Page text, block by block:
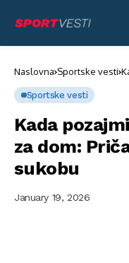
Naslovna Sportske vesti
Sportske vesti
Kada
za dom:
sukobu
January 19, 2026